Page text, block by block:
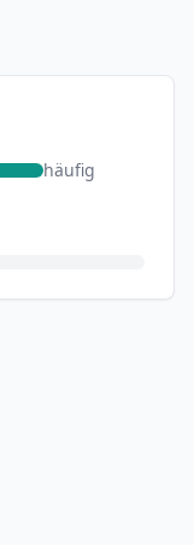
häufig